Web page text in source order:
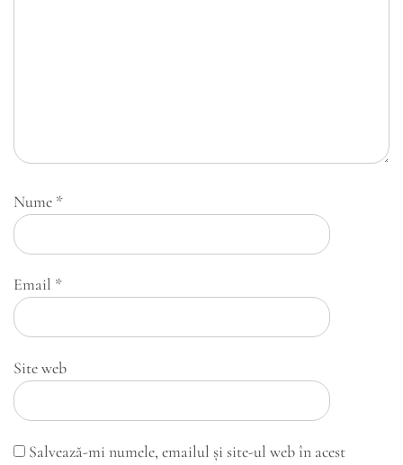
Nume *
Email *
Site web
Salvează-mi numele, emailul și site-ul web în acest